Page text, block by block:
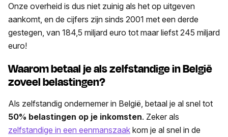
Onze overheid is dus niet zuinig als het op uitgeven
aankomt, en de cijfers zijn sinds 2001 met een derde
gestegen, van 184,5 miljard euro tot maar liefst 245 miljard
euro!
Waarom betaal je als zelfstandige in België
zoveel belastingen?
Als zelfstandig ondernemer in België, betaal je al snel tot
50% belastingen op je inkomsten. Zeker als
zelfstandige in een eenmanszaak kom je al snel in de